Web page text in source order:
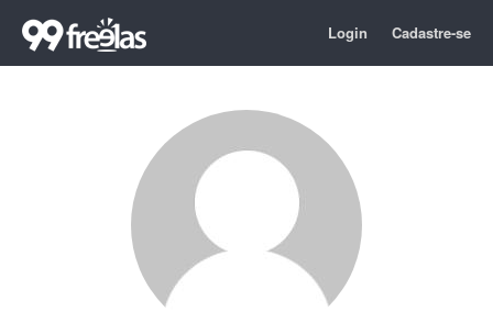
Login Cadastre-se